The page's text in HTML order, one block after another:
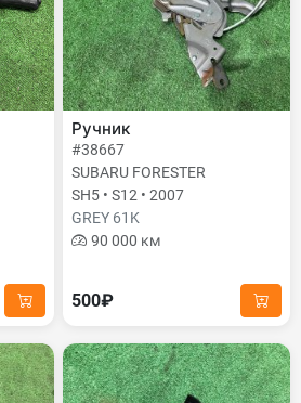
Ручник
#38667
SUBARU FORESTER
SH5 • S12 • 2007
GREY 61K
90 000 км
500₽